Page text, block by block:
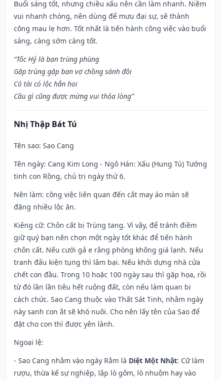
Buổi sáng tốt, nhưng chiều xấu nên cần làm nhanh. Niềm
vui nhanh chóng, nên dùng để mưu đại sự, sẽ thành
công mau lẹ hơn. Tốt nhất là tiến hành công việc vào buổi
sáng, càng sớm càng tốt.
“Tốc Hỷ là bạn trùng phùng
Gặp trùng gặp bạn vợ chồng sánh đôi
Có tài có lộc hẳn hoi
Cầu gì cũng được mừng vui thỏa lòng”
Nhị Thập Bát Tú
Tên sao: Sao Cang
Tên ngày: Cang Kim Long - Ngô Hán: Xấu (Hung Tú) Tướng
tinh con Rồng, chủ trị ngày thứ 6.
Nên làm: công việc liên quan đến cắt may áo màn sẽ
đặng nhiều lộc ăn.
Kiêng cữ: Chôn cất bị Trùng tang. Vì vậy, để tránh điềm
giữ quý bạn nên chọn một ngày tốt khác để tiến hành
chôn cất. Nếu cưới gả e rằng phòng không giá lạnh. Nếu
tranh đấu kiện tụng thì lâm bại. Nếu khởi dựng nhà cửa
chết con đầu. Trong 10 hoặc 100 ngày sau thì gặp họa, rồi
từ đó lần lần tiêu hết ruộng đất, còn nếu làm quan bị
cách chức. Sao Cang thuộc vào Thất Sát Tinh, nhằm ngày
này sanh con ắt sẽ khó nuôi. Cho nên lấy tên của Sao để
đặt cho con thì được yên lành.
Ngoại lệ:
- Sao Cang nhằm vào ngày Rằm là Diệt Một Nhật: Cữ làm
rượu, thừa kế sự nghiệp, lập lò gốm, lò nhuộm hay vào